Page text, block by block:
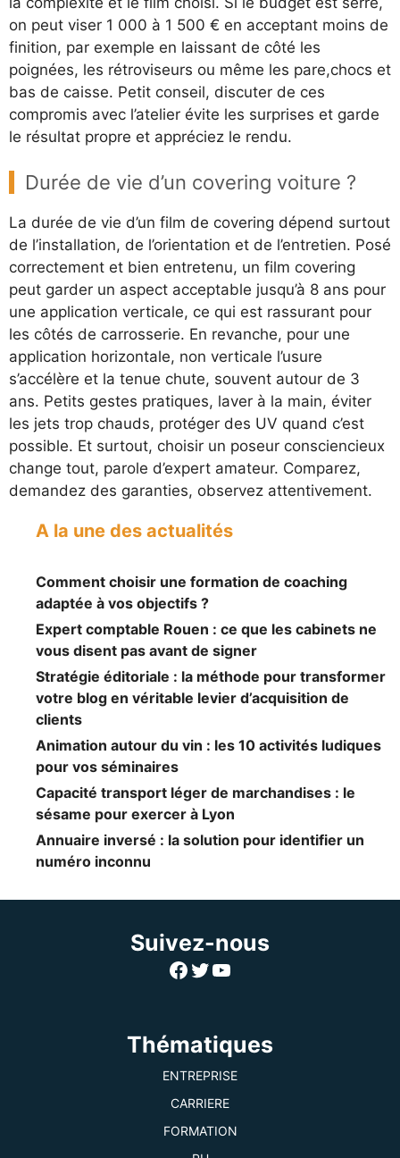
on peut viser 1 000 à 1 500 € en acceptant moins de
finition, par exemple en laissant de côté les
poignées, les rétroviseurs ou même les pare,chocs et
bas de caisse. Petit conseil, discuter de ces
compromis avec l’atelier évite les surprises et garde
le résultat propre et appréciez le rendu.
Durée de vie d’un covering voiture ?
La durée de vie d’un film de covering dépend surtout
de l’installation, de l’orientation et de l’entretien. Posé
correctement et bien entretenu, un film covering
peut garder un aspect acceptable jusqu’à 8 ans pour
une application verticale, ce qui est rassurant pour
les côtés de carrosserie. En revanche, pour une
application horizontale, non verticale l’usure
s’accélère et la tenue chute, souvent autour de 3
ans. Petits gestes pratiques, laver à la main, éviter
les jets trop chauds, protéger des UV quand c’est
possible. Et surtout, choisir un poseur consciencieux
change tout, parole d’expert amateur. Comparez,
demandez des garanties, observez attentivement.
A la une des actualités
Comment choisir une formation de coaching
adaptée à vos objectifs ?
Expert comptable Rouen : ce que les cabinets ne
vous disent pas avant de signer
Stratégie éditoriale : la méthode pour transformer
votre blog en véritable levier d’acquisition de
clients
Animation autour du vin : les 10 activités ludiques
pour vos séminaires
Capacité transport léger de marchandises : le
sésame pour exercer à Lyon
Annuaire inversé : la solution pour identifier un
numéro inconnu
Suivez-nous
Facebook
Twitter
YouTube
Thématiques
ENTREPRISE
CARRIERE
FORMATION